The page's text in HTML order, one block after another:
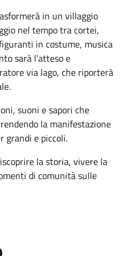
in un villaggio
nel tempo tra cortei,
in costume, musica
sarà l’atteso e
via lago, che riporterà
suoni e sapori che
la manifestazione
grandi e piccoli.
la storia, vivere la
di comunità sulle